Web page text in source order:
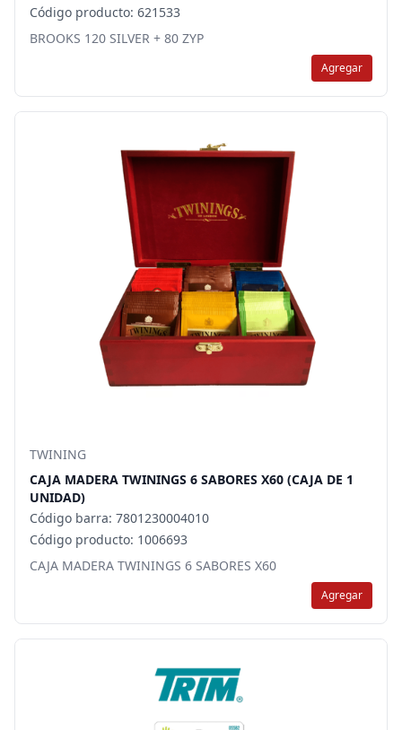
Código producto: 621533
BROOKS 120 SILVER + 80 ZYP
Agregar
TWINING
CAJA MADERA TWININGS 6 SABORES X60 (CAJA DE 1
UNIDAD)
Código barra: 7801230004010
Código producto: 1006693
CAJA MADERA TWININGS 6 SABORES X60
Agregar